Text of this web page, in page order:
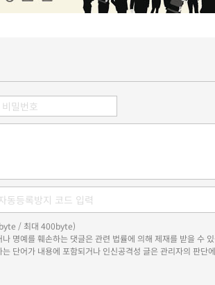
byte / 최대 400byte)
명예를 훼손하는 댓글은 관련 법률에 의해 제재를 받을 수
단어가 내용에 포함되거나 인신공격성 글은 관리자의 판단